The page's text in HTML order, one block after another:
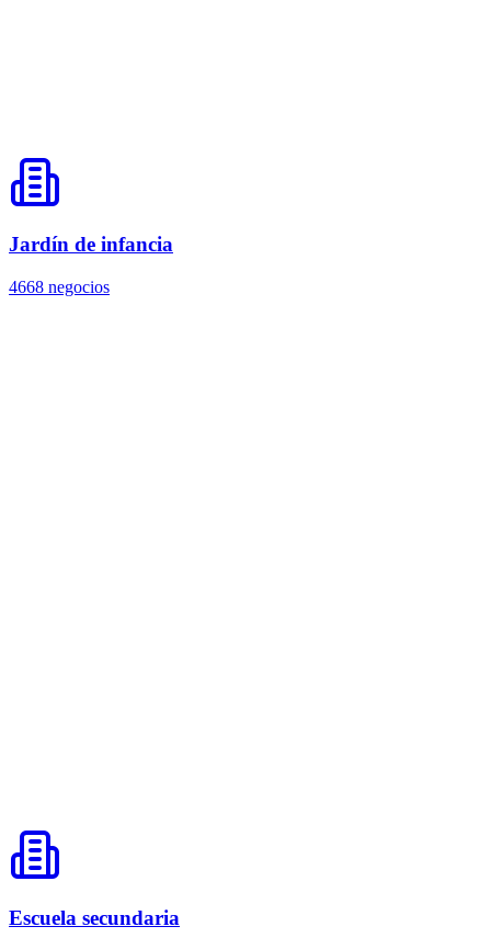
Jardín de infancia
4668 negocios
Escuela secundaria